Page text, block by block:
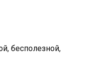
бесполезной,